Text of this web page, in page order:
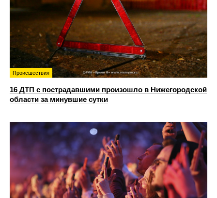
Происшествия
16 ДТП с пострадавшими произошло в Нижегородской
области за минувшие сутки